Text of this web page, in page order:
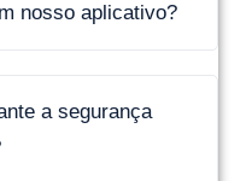
nosso aplicativo?
a segurança